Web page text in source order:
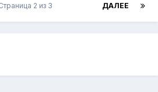
ДАЛЕЕ
2 из 3